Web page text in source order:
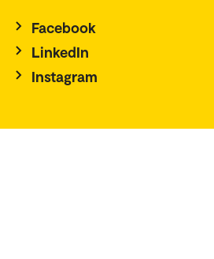
Facebook
LinkedIn
Instagram